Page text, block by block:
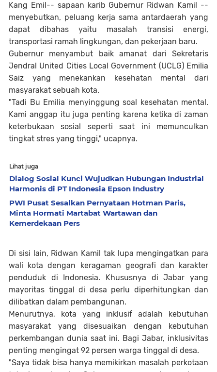
Kang Emil-- sapaan karib Gubernur Ridwan Kamil --
menyebutkan, peluang kerja sama antardaerah yang
dapat dibahas yaitu masalah transisi energi,
transportasi ramah lingkungan, dan pekerjaan baru.
Gubernur menyambut baik amanat dari Sekretaris
Jendral United Cities Local Government (UCLG) Emilia
Saiz yang menekankan kesehatan mental dari
masyarakat sebuah kota.
"Tadi Bu Emilia menyinggung soal kesehatan mental.
Kami anggap itu juga penting karena ketika di zaman
keterbukaan sosial seperti saat ini memunculkan
tingkat stres yang tinggi," ucapnya.
Lihat juga
Dialog Sosial Kunci Wujudkan Hubungan Industrial
Harmonis di PT Indonesia Epson Industry
PWI Pusat Sesalkan Pernyataan Hotman Paris,
Minta Hormati Martabat Wartawan dan
Kemerdekaan Pers
Di sisi lain, Ridwan Kamil tak lupa mengingatkan para
wali kota dengan keragaman geografi dan karakter
penduduk di Indonesia. Khususnya di Jabar yang
mayoritas tinggal di desa perlu diperhitungkan dan
dilibatkan dalam pembangunan.
Menurutnya, kota yang inklusif adalah kebutuhan
masyarakat yang disesuaikan dengan kebutuhan
perkembangan dunia saat ini. Bagi Jabar, inklusivitas
penting mengingat 92 persen warga tinggal di desa.
"Saya tidak bisa hanya memikirkan masalah perkotaan